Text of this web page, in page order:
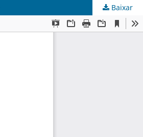
Baixar